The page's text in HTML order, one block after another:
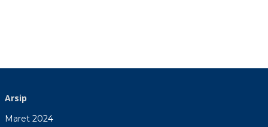
Arsip
Maret 2024